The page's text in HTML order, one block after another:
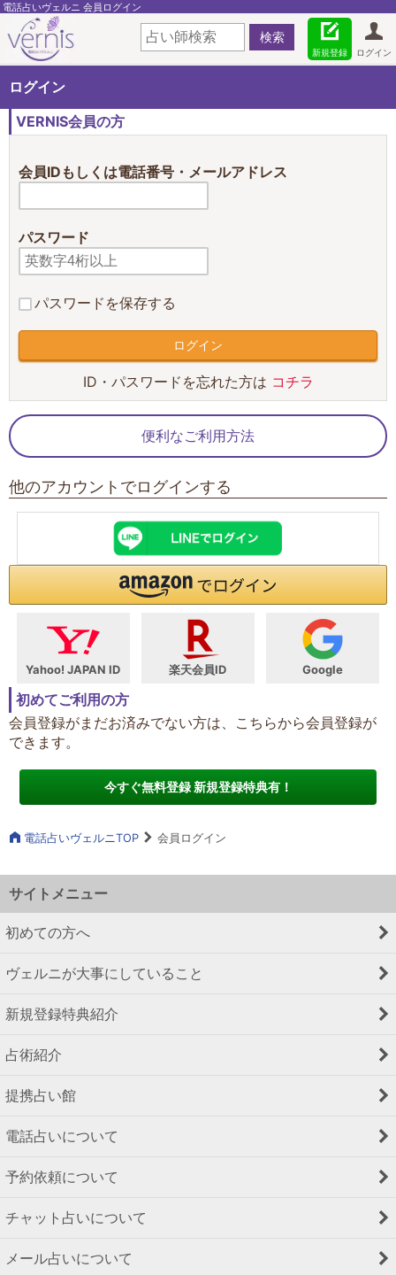
電話占いヴェルニ 会員ログイン
ログイン
新規登録
ログイン
VERNIS会員の方
会員IDもしくは電話番号・メールアドレス
パスワード
パスワードを保存する
ID・パスワードを忘れた方は コチラ
便利なご利用方法
他のアカウントでログインする
Yahoo! JAPAN ID 楽天会員ID Google
初めてご利用の方
会員登録がまだお済みでない方は、こちらから会員登録が
できます。
今すぐ無料登録 新規登録特典有！
電話占いヴェルニTOP 会員ログイン
サイトメニュー
初めての方へ
ヴェルニが大事にしていること
新規登録特典紹介
占術紹介
提携占い館
電話占いについて
予約依頼について
チャット占いについて
メール占いについて